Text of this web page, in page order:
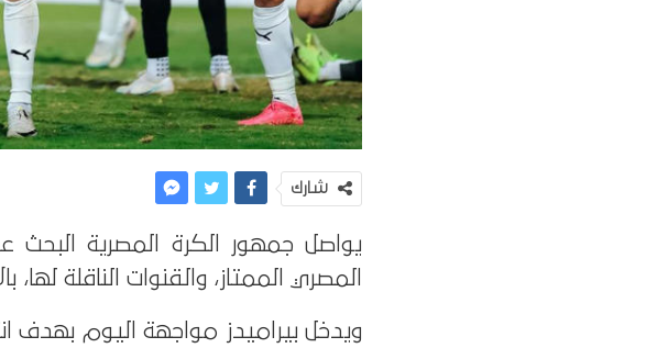
شارك
يواصل جمهور الكرة المصرية البحث
المصري الممتاز، والقنوات الناقلة
ويدخل بيراميدز مواجهة اليوم بهدف